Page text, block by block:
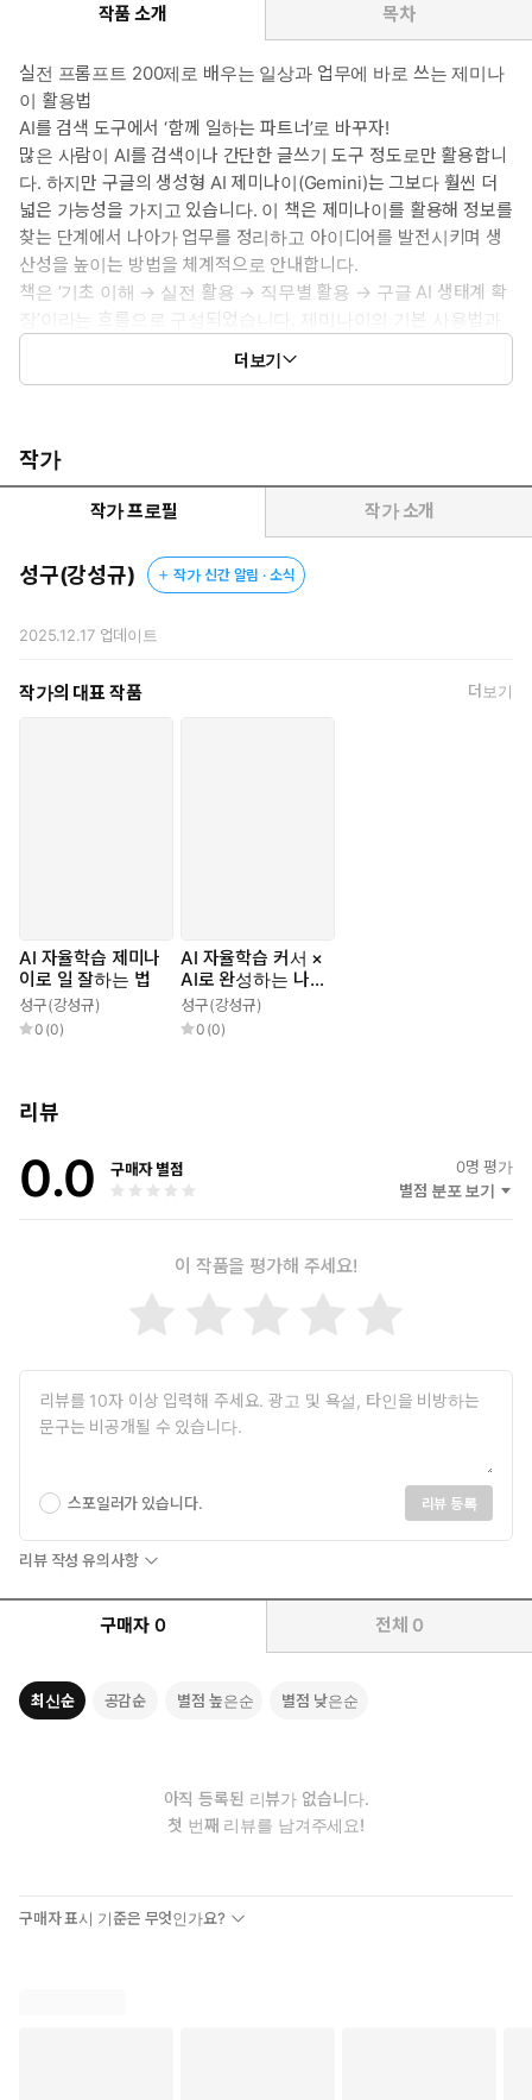
작품 소개 목차
실전 프롬프트 200제로 배우는 일상과 업무에 바로 쓰는 제미나
이 활용법
AI를 검색 도구에서 ‘함께 일하는 파트너’로 바꾸자!
많은 사람이 AI를 검색이나 간단한 글쓰기 도구 정도로만 활용합니
다. 하지만 구글의 생성형 AI 제미나이(Gemini)는 그보다 훨씬 더
넓은 가능성을 가지고 있습니다. 이 책은 제미나이를 활용해 정보를
찾는 단계에서 나아가 업무를 정리하고 아이디어를 발전시키며 생
산성을 높이는 방법을 체계적으로 안내합니다.
책은 ‘기초 이해 → 실전 활용 → 직무별 활용 → 구글 AI 생태계 확
장’이라는 흐름으로 구성되었습니다. 제미나이의 기본 사용법과
프롬프트 작성 방법부터 이미지 생성, 영상 생성, 음악 생성은 물
론 딥 리서치(Deep Research) 같은 고급 기능 활용까지 차근차
다양한 사례를 통해 살펴봅니다.
특히 기획자, 마케터, 디자이너, 영업이나 CS 담당자, 인사 및 교
육 담당자 등 다양한 직무에서 바로 활용할 수 있는 실제 업무 시
나리오와 실전 프롬프트 200여 개를 중심으로 설명합니다. 이를
통해 단순히 기능을 익히는 데 그치지 않고 자신의 업무 방식에
맞게 AI를 활용하는 방법까지 자연스럽게 체득할 수 있습니다. 제미
책이 제안하는 새로운 일하는 방식입니다.
더보기
작가
작가 프로필 작가 소개
성구(강성규) 작가 신간 알림 · 소식
2025.12.17업데이트
작가의 대표 작품 더보기
AI 자율학습 제미나
이로 일 잘하는 법
성구(강성규)
0 (0)
AI 자율학습 커서 ×
AI로 완성하는 나만
의 웹 서비스
성구(강성규)
0 (0)
리뷰
0.0 구매자 별점 0명 평가
별점 분포 보기
이 작품을 평가해 주세요!
스포일러가 있습니다. 리뷰 등록
리뷰 작성 유의사항
구매자 0 전체 0
최신순 공감순 별점 높은순 별점 낮은순
아직 등록된 리뷰가 없습니다.
첫 번째 리뷰를 남겨주세요!
구매자 표시 기준은 무엇인가요?